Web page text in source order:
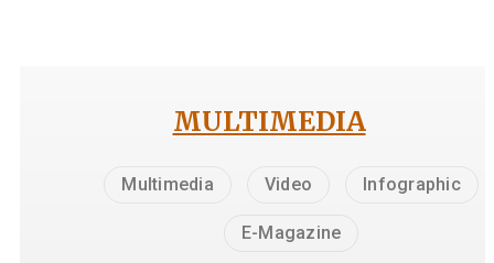
MULTIMEDIA
Multimedia Video Infographic
E-Magazine